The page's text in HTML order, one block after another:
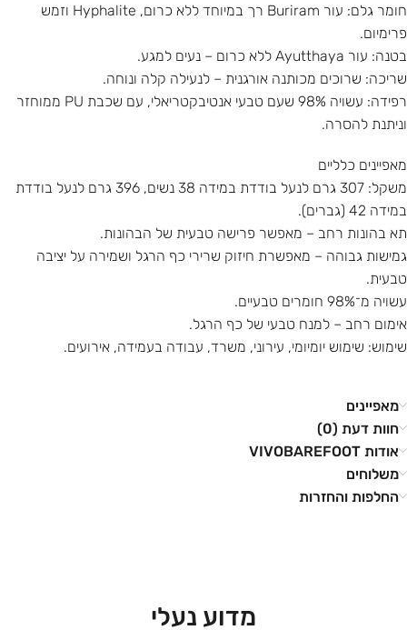
חומר גלם: עור Buriram רך במיוחד ללא כרום, Hyphalite וזמש
פרימיום.
בטנה: עור Ayutthaya ללא כרום – נעים למגע.
שריכה: שרוכים מכותנה אורגנית – לנעילה קלה ונוחה.
רפידה: עשויה 98% שעם טבעי אנטיבקטריאלי, עם שכבת PU ממוחזר
וניתנת להסרה.
מאפיינים כלליים
משקל: 307 גרם לנעל בודדת במידה 38 נשים, 396 גרם לנעל בודדת
במידה 42 (גברים).
תא בהונות רחב – מאפשר פרישה טבעית של הבהונות.
גמישות גבוהה – מאפשרת חיזוק שרירי כף הרגל ושמירה על יציבה
טבעית.
עשויה מ־98% חומרים טבעיים.
אימום רחב – למנח טבעי של כף הרגל.
שימוש: שימוש יומיומי, עירוני, משרד, עבודה בעמידה, אירועים.
מאפיינים
חוות דעת (0)
אודות VIVOBAREFOOT
משלוחים
החלפות והחזרות
מדוע נעלי